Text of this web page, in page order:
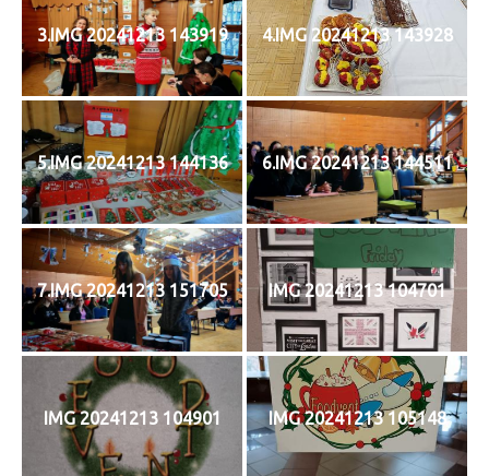
3.IMG 20241213 143919 4.IMG 20241213 143928
5.IMG 20241213 144136 6.IMG 20241213 144511
7.IMG 20241213 151705 IMG 20241213 104701
IMG 20241213 104901 IMG 20241213 105148